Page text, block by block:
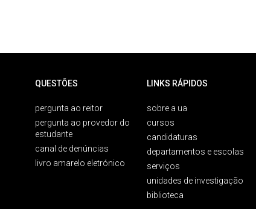
QUESTÕES
pergunta ao reitor
pergunta ao provedor do
estudante
canal de denúncias
livro amarelo eletrónico
LINKS RÁPIDOS
sobre a ua
cursos
candidaturas
departamentos e escolas
serviços
unidades de investigação
biblioteca